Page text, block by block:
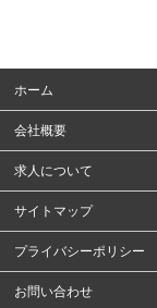
ホーム
会社概要
求人について
サイトマップ
プライバシーポリシー
お問い合わせ